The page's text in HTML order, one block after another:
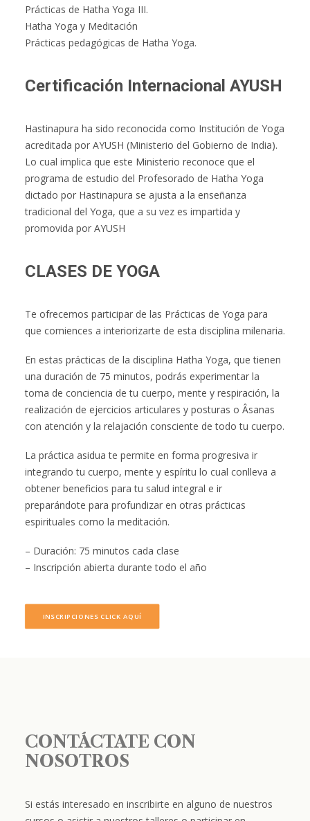
Prácticas de Hatha Yoga III.
Hatha Yoga y Meditación
Prácticas pedagógicas de Hatha Yoga.
Certificación Internacional AYUSH
Hastinapura ha sido reconocida como Institución de Yoga
acreditada por AYUSH (Ministerio del Gobierno de India).
Lo cual implica que este Ministerio reconoce que el
programa de estudio del Profesorado de Hatha Yoga
dictado por Hastinapura se ajusta a la enseñanza
tradicional del Yoga, que a su vez es impartida y
promovida por AYUSH
CLASES DE YOGA
Te ofrecemos participar de las Prácticas de Yoga para
que comiences a interiorizarte de esta disciplina milenaria.
En estas prácticas de la disciplina Hatha Yoga, que tienen
una duración de 75 minutos, podrás experimentar la
toma de conciencia de tu cuerpo, mente y respiración, la
realización de ejercicios articulares y posturas o Âsanas
con atención y la relajación consciente de todo tu cuerpo.
La práctica asidua te permite en forma progresiva ir
integrando tu cuerpo, mente y espíritu lo cual conlleva a
obtener beneficios para tu salud integral e ir
preparándote para profundizar en otras prácticas
espirituales como la meditación.
– Duración: 75 minutos cada clase
– Inscripción abierta durante todo el año
INSCRIPCIONES CLICK AQUÍ
CONTÁCTATE CON
NOSOTROS
Si estás interesado en inscribirte en alguno de nuestros